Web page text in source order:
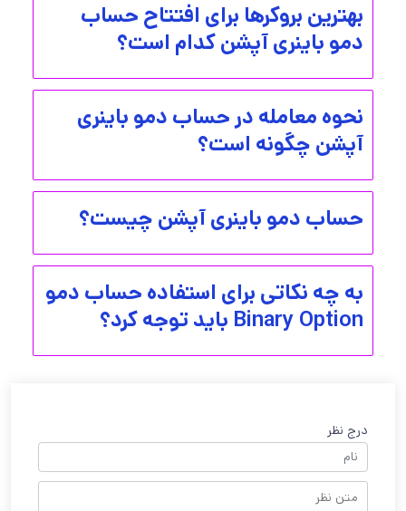
بهترین بروکرها برای افتتاح حساب
دمو باینری آپشن کدام است؟
نحوه معامله در حساب دمو باینری
آپشن چگونه است؟
حساب دمو باینری آپشن چیست؟
به چه نکاتی برای استفاده حساب دمو
Binary Option باید توجه کرد؟
درج نظر